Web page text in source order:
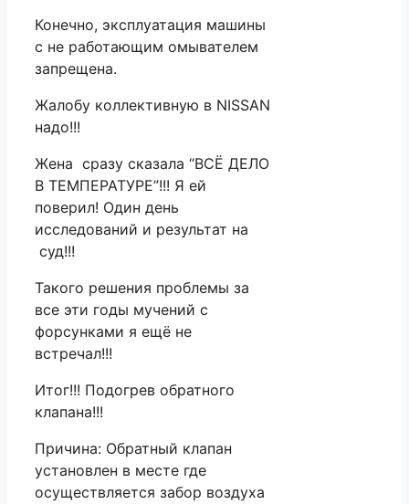
Конечно, эксплуатация машины
с не работающим омывателем
запрещена.
Жалобу коллективную в NISSAN
надо!!!
Жена сразу сказала “ВСЁ ДЕЛО
В ТЕМПЕРАТУРЕ”!!! Я ей
поверил! Один день
исследований и результат на
суд!!!
Такого решения проблемы за
все эти годы мучений с
форсунками я ещё не
встречал!!!
Итог!!! Подогрев обратного
клапана!!!
Причина: Обратный клапан
установлен в месте где
осуществляется забор воздуха